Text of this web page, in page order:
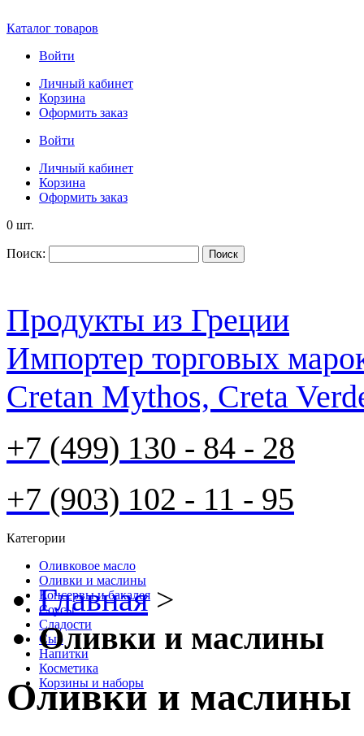
Каталог товаров
Войти
Личный кабинет
Корзина
Оформить заказ
Войти
Личный кабинет
Корзина
Оформить заказ
0 шт.
Поиск: Поиск
Продукты из Греции
Импортер торговых
Cretan Mythos, Creta
+7 (499) 130 - 84 - 28
+7 (903) 102 - 11 - 95
Категории
Оливковое масло
Оливки и маслины
Консервы и бакалея
Соусы
Cладости
Сыр
Напитки
Косметика
Корзины и наборы
Главная >
Оливки и маслины
Оливки и маслины